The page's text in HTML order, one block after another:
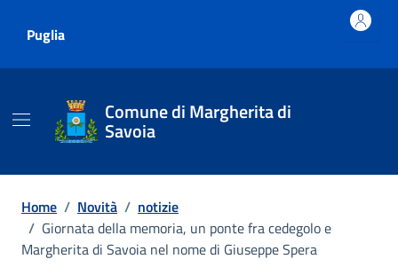
Puglia
Comune di Margherita di
Savoia
Home / Novità / notizie
/ Giornata della memoria, un ponte fra cedegolo e
Margherita di Savoia nel nome di Giuseppe Spera